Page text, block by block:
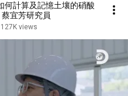
何計算及記憶土壤的硝酸
宜芳研究員
127K views